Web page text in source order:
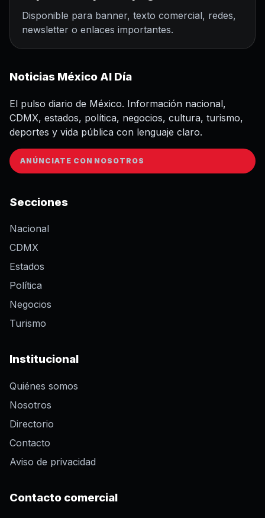
Disponible para banner, texto comercial, redes,
newsletter o enlaces importantes.
Noticias México Al Día
El pulso diario de México. Información nacional,
CDMX, estados, política, negocios, cultura, turismo,
deportes y vida pública con lenguaje claro.
ANÚNCIATE CON NOSOTROS
Secciones
Nacional
CDMX
Estados
Política
Negocios
Turismo
Institucional
Quiénes somos
Nosotros
Directorio
Contacto
Aviso de privacidad
Contacto comercial